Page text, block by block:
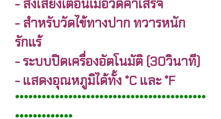
- ส่งเสียงเตือนเมื่อวัดค่าเสร็จ
- สำหรับวัดไข้ทางปาก ทวารหนัก
รักแร้
- ระบบปิดเครื่องอัตโนมัติ (30วินาที)
- แสดงอุณหภูมิได้ทั้ง °C และ °F
*******************************************